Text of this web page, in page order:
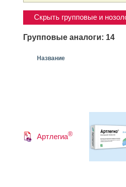
Скрыть групповые и
Групповые аналоги: 14
Название
Артлегиа®